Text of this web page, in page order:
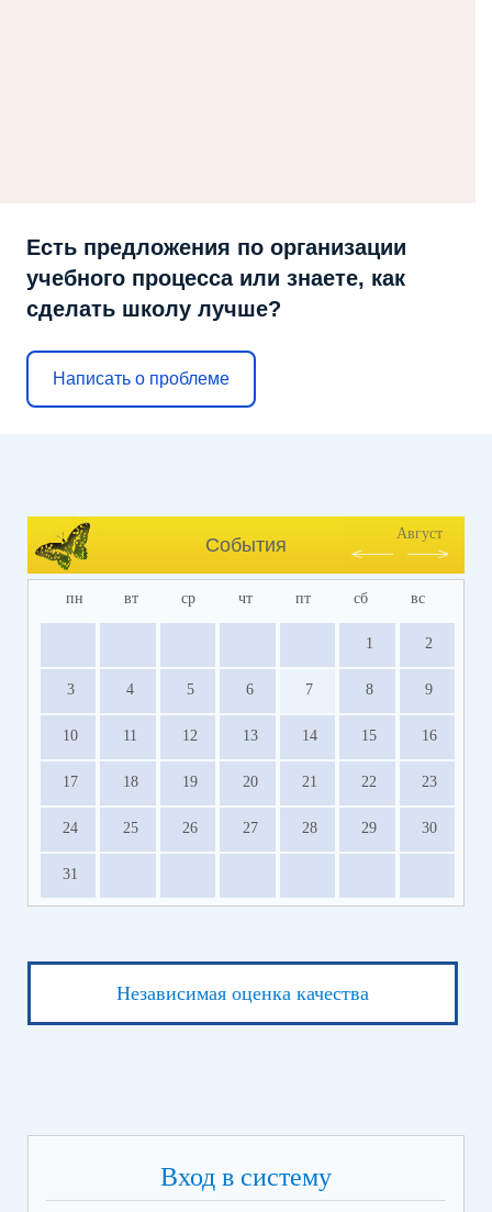
Есть предложения по организации
учебного процесса или знаете, как
сделать школу лучше?
Написать о проблеме
События
Август
пн вт ср чт пт сб вс
1 2
3 4 5 6 7 8 9
10 11 12 13 14 15 16
17 18 19 20 21 22 23
24 25 26 27 28 29 30
31
Независимая оценка качества
Вход в систему